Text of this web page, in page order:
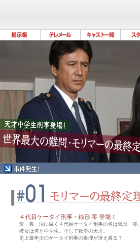
４代目ケータイ刑事・銭形 零 登場！
愛・舞・泪に続く４代目ケータイ刑事の名は銭形 零。
彼女は何と中学生。そして数学の天才。
史上最年少のケータイ刑事の推理が冴え渡る？